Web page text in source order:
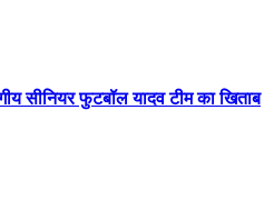
सीनियर फुटबॉल यादव टीम का खिताब